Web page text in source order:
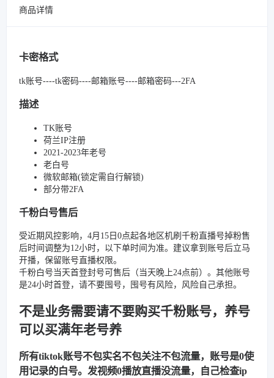
商品详情
卡密格式
tk账号----tk密码----邮箱账号----邮箱密码---2FA
描述
TK账号
荷兰IP注册
2021-2023年老号
老白号
微软邮箱(锁定需自行解锁)
部分带2FA
千粉白号售后
受近期风控影响，4月15日0点起各地区机刷千粉直播号掉粉售
后时间调整为12小时，以下单时间为准。建议拿到账号后立马
开播，保留账号直播权限。
千粉白号当天首登封号可售后（当天晚上24点前）。其他账号
是24小时首登，请不要囤号，囤号有风险，风险自己承担。
不是业务需要请不要购买千粉账号，养号
可以买满年老号养
所有tiktok账号不包实名不包关注不包流量，账号是0使
用记录的白号。发视频0播放直播没流量，自己检查ip